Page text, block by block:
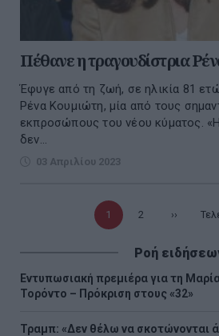
Πέθανε η τραγουδίστρια
Έφυγε από τη ζωή, σε ηλικία 81
Ρένα Κουμιώτη, μία από τους
εκπροσώπους του νέου κύματος.
δεν...
03 Απριλίου 2023
Τρέχουσα
1 Σελίδα
2 Επόμενη
››
Ροή
Εντυπωσιακή πρεμιέρα για τη
Τορόντο – Πρόκριση στους «32»
Τραμπ: «Δεν θέλω να σκοτώνονται